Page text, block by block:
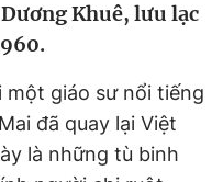
360
Khuê, lưu lạc
một giáo sư nổi tiếng
đã quay lại Việt
là những tù binh